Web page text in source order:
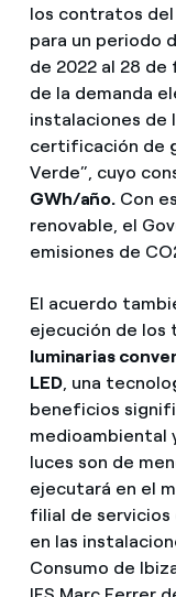
los contratos del
para un periodo
de 2022 al 28
de la demanda
instalaciones de
certificación de
Verde”, cuyo
GWh/año. Con
renovable, el
emisiones de
El acuerdo
ejecución de los
luminarias
LED, una
beneficios
medioambiental
luces son de
ejecutará en el
filial de servicios
en las
Consumo de